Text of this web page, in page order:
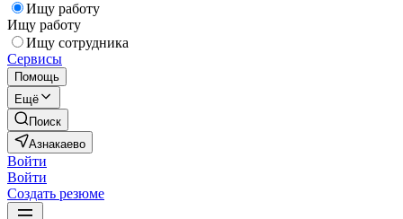
Ищу работу
Ищу работу
Ищу сотрудника
Сервисы
Помощь
Ещё
Поиск
Азнакаево
Войти
Войти
Создать резюме